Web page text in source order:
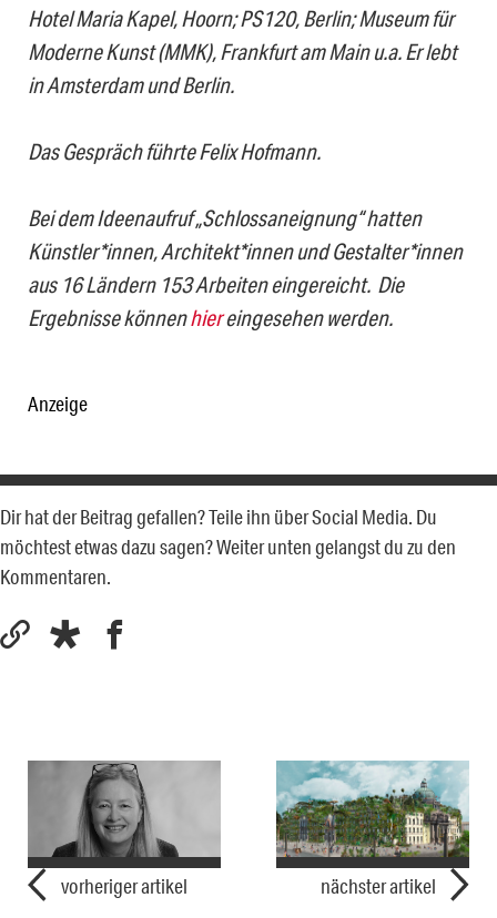
Hotel Maria Kapel, Hoorn; PS120, Berlin; Museum für
Moderne Kunst (MMK), Frankfurt am Main u.a. Er lebt
in Amsterdam und Berlin.
Das Gespräch führte Felix Hofmann.
Bei dem Ideenaufruf „Schlossaneignung“ hatten
Künstler*innen, Architekt*innen und Gestalter*innen
aus 16 Ländern 153 Arbeiten eingereicht. Die
Ergebnisse könnenhiereingesehen werden.
Anzeige
Dir hat der Beitrag gefallen? Teile ihn über Social Media. Du
möchtest etwas dazu sagen? Weiter unten gelangst du zu den
Kommentaren.
vorheriger artikel nächster artikel